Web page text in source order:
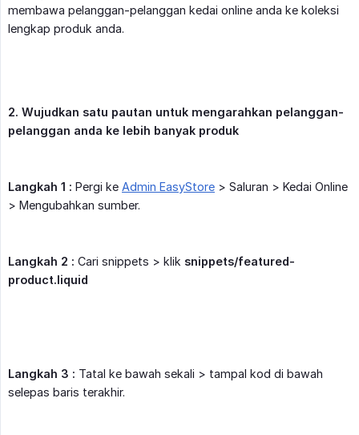
membawa pelanggan-pelanggan kedai online anda ke koleksi
lengkap produk anda.
2. Wujudkan satu pautan untuk mengarahkan pelanggan-
pelanggan anda ke lebih banyak produk
Langkah 1 : Pergi ke Admin EasyStore > Saluran > Kedai Online
> Mengubahkan sumber.
Langkah 2 : Cari snippets > klik snippets/featured-
product.liquid
Langkah 3 : Tatal ke bawah sekali > tampal kod di bawah
selepas baris terakhir.